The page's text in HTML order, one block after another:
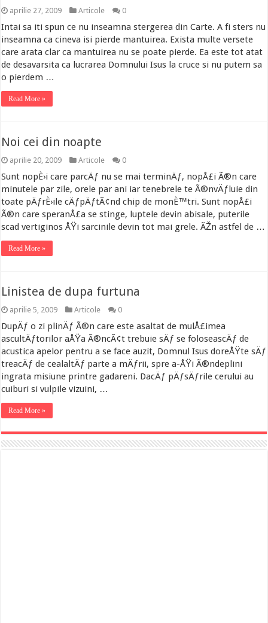
aprilie 27, 2009 Articole 0
Intai sa iti spun ce nu inseamna stergerea din Carte. A fi sters nu
inseamna ca cineva isi pierde mantuirea. Exista multe versete
care arata clar ca mantuirea nu se poate pierde. Ea este tot atat
de desavarsita ca lucrarea Domnului Isus la cruce si nu putem sa
o pierdem …
Read More »
Noi cei din noapte
aprilie 20, 2009 Articole 0
Sunt nopÈ›i care parcÄƒ nu se mai terminÄƒ, nopÅ£i Ã®n care
minutele par zile, orele par ani iar tenebrele te Ã®nvÄƒluie din
toate pÄƒrÈ›ile cÄƒpÄƒtÃ¢nd chip de monÈ™tri. Sunt nopÅ£i
Ã®n care speranÅ£a se stinge, luptele devin abisale, puterile
scad vertiginos ÅŸi sarcinile devin tot mai grele. ÃŽn astfel de …
Read More »
Linistea de dupa furtuna
aprilie 5, 2009 Articole 0
DupÄƒ o zi plinÄƒ Ã®n care este asaltat de mulÅ£imea
ascultÄƒtorilor aÅŸa Ã®ncÃ¢t trebuie sÄƒ se foloseascÄƒ de
acustica apelor pentru a se face auzit, Domnul Isus doreÅŸte sÄƒ
treacÄƒ de cealaltÄƒ parte a mÄƒrii, spre a-ÅŸi Ã®ndeplini
ingrata misiune printre gadareni. DacÄƒ pÄƒsÄƒrile cerului au
cuiburi si vulpile vizuini, …
Read More »